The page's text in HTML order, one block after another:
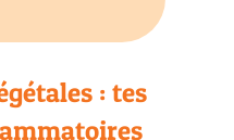
: tes